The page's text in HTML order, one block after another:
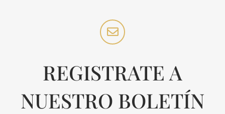
REGISTRATE A
NUESTRO BOLETÍN